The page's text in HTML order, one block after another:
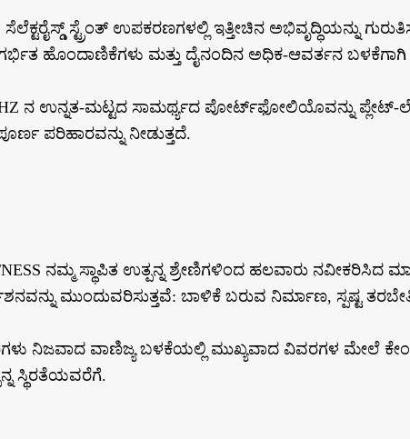
ಸ್ಟ್ರೆಂತ್ ಉಪಕರಣಗಳಲ್ಲಿ ಇತ್ತೀಚಿನ ಅಭಿವೃದ್ಧಿಯನ್ನು
ಹೊಂದಾಣಿಕೆಗಳು ಮತ್ತು ದೈನಂದಿನ ಅಧಿಕ-ಆವರ್ತನ ಬಳಕೆಗಾಗಿ
ನ ಉನ್ನತ-ಮಟ್ಟದ ಸಾಮರ್ಥ್ಯದ ಪೋರ್ಟ್‌ಫೋಲಿಯೊವನ್ನು
ಪರಿಹಾರವನ್ನು ನೀಡುತ್ತದೆ.
ನಮ್ಮ ಸ್ಥಾಪಿತ ಉತ್ಪನ್ನ ಶ್ರೇಣಿಗಳಿಂದ ಹಲವಾರು ನವೀಕರಿಸಿದ
ಮುಂದುವರಿಸುತ್ತವೆ: ಬಾಳಿಕೆ ಬರುವ ನಿರ್ಮಾಣ, ಸ್ಪಷ್ಟ
ನಿಜವಾದ ವಾಣಿಜ್ಯ ಬಳಕೆಯಲ್ಲಿ ಮುಖ್ಯವಾದ ವಿವರಗಳ ಮೇಲೆ
ಸ್ಥಿರತೆಯವರೆಗೆ.